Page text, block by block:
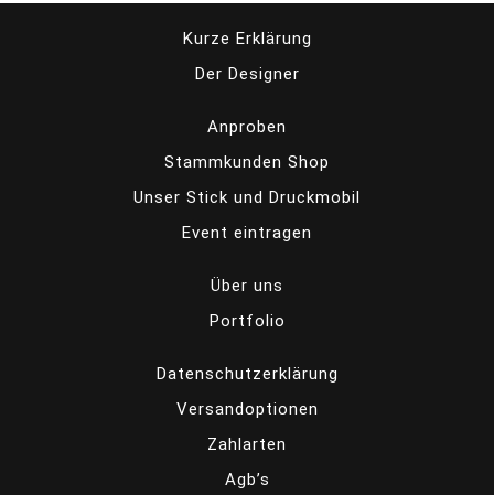
Kurze Erklärung
Der Designer
Anproben
Stammkunden Shop
Unser Stick und Druckmobil
Event eintragen
Über uns
Portfolio
Datenschutzerklärung
Versandoptionen
Zahlarten
Agb’s